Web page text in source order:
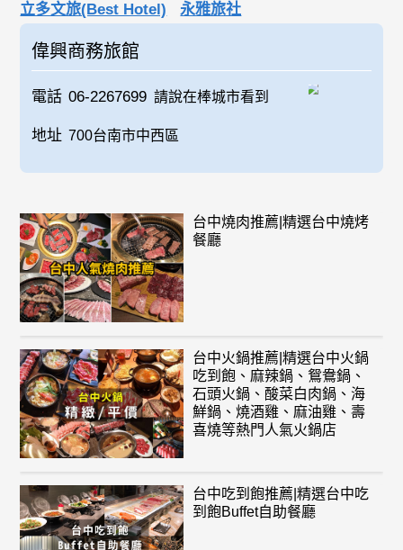
立多文旅(Best Hotel)
永雅旅社
偉興商務旅館
電話 06-2267699 請說在棒城市看到
地址 700台南市中西區
台中燒肉推薦|精選台中燒烤
餐廳
台中火鍋推薦|精選台中火鍋
吃到飽、麻辣鍋、鴛鴦鍋、
石頭火鍋、酸菜白肉鍋、海
鮮鍋、燒酒雞、麻油雞、壽
喜燒等熱門人氣火鍋店
台中吃到飽推薦|精選台中吃
到飽Buffet自助餐廳